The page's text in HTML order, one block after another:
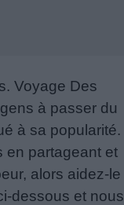
Voyage Des
à passer du
à sa popularité.
en partageant et
alors aidez-le
dessous et nous